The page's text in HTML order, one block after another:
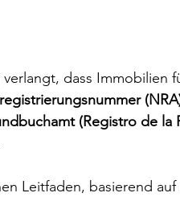
dass Immobilien
(Registro de la
Leitfaden, basierend